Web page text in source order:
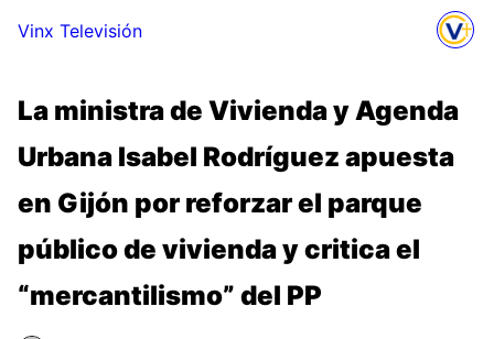
Vinx Televisión
La ministra de Vivienda y Agenda
Urbana Isabel Rodríguez apuesta
en Gijón por reforzar el parque
público de vivienda y critica el
“mercantilismo” del PP